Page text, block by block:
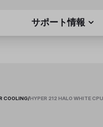
サポート情報
COOLING/HYPER 212 HALO WHITE